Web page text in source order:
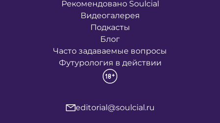
Рекомендовано Soulcial
Видеогалерея
Подкасты
Блог
Часто задаваемые вопросы
Футурология в действии
editorial@soulcial.ru